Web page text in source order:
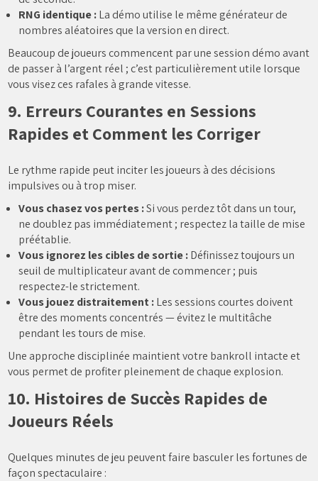
RNG identique :La démo utilise le même générateur de
nombres aléatoires que la version en direct.
Beaucoup de joueurs commencent par une session démo avant
de passer à l’argent réel ; c’est particulièrement utile lorsque
vous visez ces rafales à grande vitesse.
9. Erreurs Courantes en Sessions
Rapides et Comment les Corriger
Le rythme rapide peut inciter les joueurs à des décisions
impulsives ou à trop miser.
Vous chasez vos pertes :Si vous perdez tôt dans un tour,
ne doublez pas immédiatement ; respectez la taille de mise
préétablie.
Vous ignorez les cibles de sortie :Définissez toujours un
seuil de multiplicateur avant de commencer ; puis
respectez-le strictement.
Vous jouez distraitement :Les sessions courtes doivent
être des moments concentrés — évitez le multitâche
pendant les tours de mise.
Une approche disciplinée maintient votre bankroll intacte et
vous permet de profiter pleinement de chaque explosion.
10. Histoires de Succès Rapides de
Joueurs Réels
Quelques minutes de jeu peuvent faire basculer les fortunes de
façon spectaculaire :